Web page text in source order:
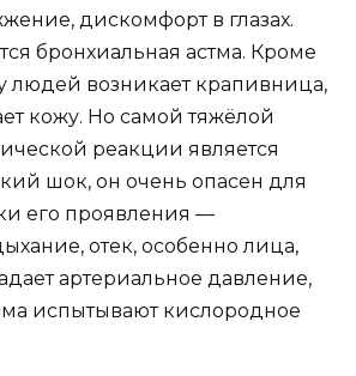
дискомфорт в глазах.
бронхиальная астма. Кроме
людей возникает крапивница,
кожу. Но самой тяжёлой
реакции является
шок, он очень опасен для
его проявления —
отек, особенно лица,
артериальное давление,
испытывают кислородное